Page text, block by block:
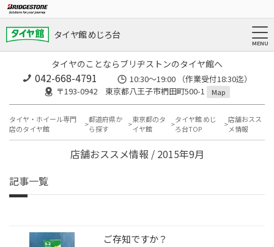
タイヤ館 めじろ台
タイヤのことならブリヂストンのタイヤ館へ
042-668-4791
10:30～19:00 （作業受付18:30迄）
〒193-0942 東京都八王子市椚田町500-1
Map
タイヤ・ホイール専門
店のタイヤ館
都道府県か
ら探す
東京都のタ
イヤ館
タイヤ館 めじ
ろ台TOP
店舗おスス
メ情報
店舗おススメ情報 / 2015年9月
記事一覧
ご存知ですか？